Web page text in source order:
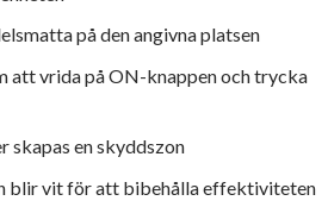
på den angivna platsen
att vrida på ON-knappen och trycka
skapas en skyddszon
blir vit för att bibehålla effektiviteten